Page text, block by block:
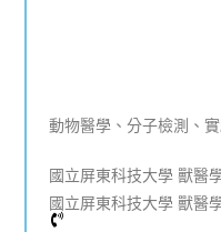
動物醫學、分子檢測、
國立屏東科技大學 獸醫
國立屏東科技大學 獸醫